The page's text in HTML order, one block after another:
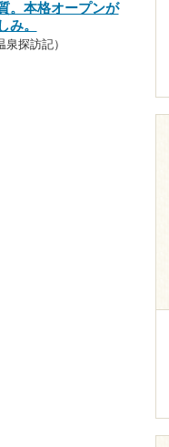
。本格オープンが
み。
泉探訪記）